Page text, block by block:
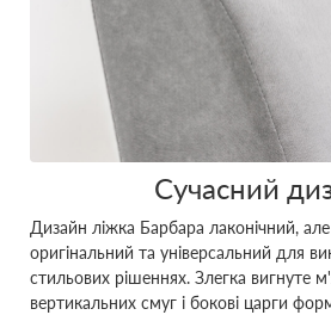
Сучасний
Дизайн ліжка Барбара лаконічний,
оригінальний та універсальний для
стильових рішеннях. Злегка вигнуте
вертикальних смуг і бокові царги